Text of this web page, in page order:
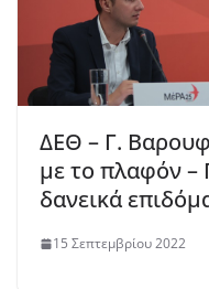
ΔΕΘ – Γ.
με το πλαφόν –
δανεικά
15 Σεπτεμβρίου 2022